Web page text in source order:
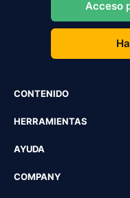
Acceso
CONTENIDO
HERRAMIENTAS
AYUDA
COMPANY